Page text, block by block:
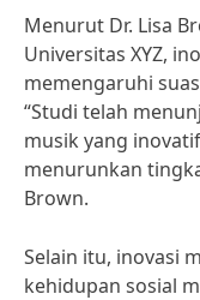
Menurut Dr. Lisa
Universitas XYZ,
memengaruhi
“Studi telah
musik yang
menurunkan
Brown.
Selain itu, inovasi
kehidupan sosial